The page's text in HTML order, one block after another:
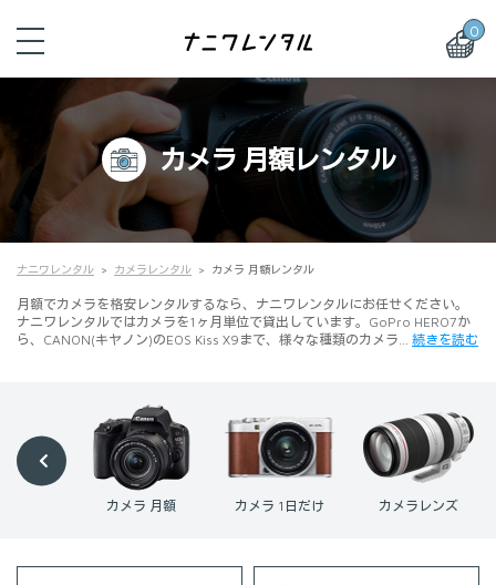
0
カメラ 月額レンタル
ナニワレンタル カメラレンタル カメラ 月額レンタル
月額でカメラを格安レンタルするなら、ナニワレンタルにお任せください。
ナニワレンタルではカメラを1ヶ月単位で貸出しています。GoPro HERO7か
ら、CANON(キヤノン)のEOS Kiss X9まで、様々な種類のカメラ… 続きを読む
カメラ 1日だけ カメラレンズ チェキ